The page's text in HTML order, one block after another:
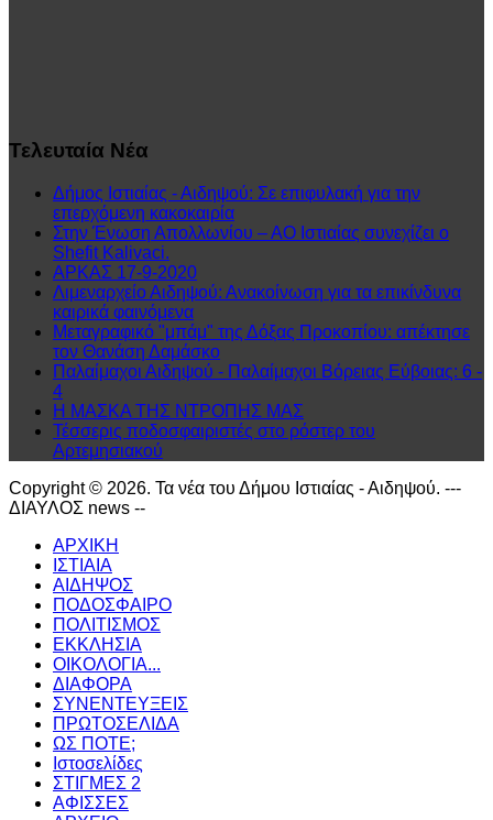
Τελευταία Νέα
Δήμος Ιστιαίας - Αιδηψού: Σε επιφυλακή για την
επερχόμενη κακοκαιρία
Στην Ένωση Απολλωνίου – ΑΟ Ιστιαίας συνεχίζει ο
Shefit Kalivaci.
ΑΡΚΑΣ 17-9-2020
Λιμεναρχείο Αιδηψού: Ανακοίνωση για τα επικίνδυνα
καιρικά φαινόμενα
Μεταγραφικό "μπάμ" της Δόξας Προκοπίου: απέκτησε
τον Θανάση Δαμάσκο
Παλαίμαχοι Αιδηψού - Παλαίμαχοι Βόρειας Εύβοιας: 6 -
4
Η ΜΑΣΚΑ ΤΗΣ ΝΤΡΟΠΗΣ ΜΑΣ
Τέσσερις ποδοσφαιριστές στο ρόστερ του
Αρτεμησιακού
Copyright © 2026. Τα νέα του Δήμου Ιστιαίας - Αιδηψού. ---
ΔΙΑΥΛΟΣ news --
ΑΡΧΙΚΗ
ΙΣΤΙΑΙΑ
ΑΙΔΗΨΟΣ
ΠΟΔΟΣΦΑΙΡΟ
ΠΟΛΙΤΙΣΜΟΣ
ΕΚΚΛΗΣΙΑ
ΟΙΚΟΛΟΓΙΑ...
ΔΙΑΦΟΡΑ
ΣΥΝΕΝΤΕΥΞΕΙΣ
ΠΡΩΤΟΣΕΛΙΔΑ
ΩΣ ΠΟΤΕ;
Ιστοσελίδες
ΣΤΙΓΜΕΣ 2
ΑΦΙΣΣΕΣ